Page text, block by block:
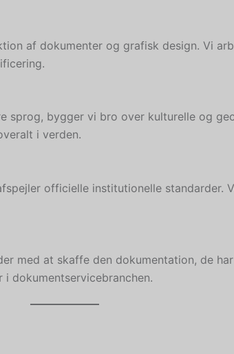
af dokumenter og grafisk design. Vi
sprog, bygger vi bro over kulturelle og
i verden.
officielle institutionelle standarder.
med at skaffe den dokumentation, de
dokumentservicebranchen.